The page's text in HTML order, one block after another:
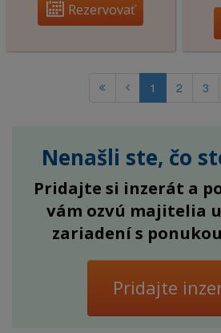
Rezervovať
1 2 3
Nenašli ste, čo
Pridajte si inzerát a
vám ozvú majitelia
zariadení s
Pridajte